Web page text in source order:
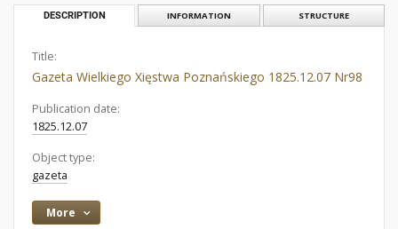
DESCRIPTION INFORMATION STRUCTURE
Title:
Gazeta Wielkiego Xięstwa Poznańskiego 1825.12.07 Nr98
Publication date:
1825.12.07
Object type:
gazeta
More